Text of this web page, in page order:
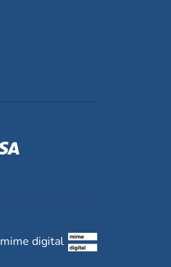
mime digital